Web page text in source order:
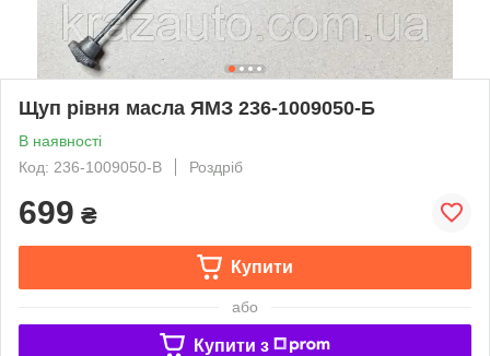
Щуп рівня масла ЯМЗ 236-1009050-Б
В наявності
Код: 236-1009050-B
Роздріб
699 ₴
Купити
або
Купити з